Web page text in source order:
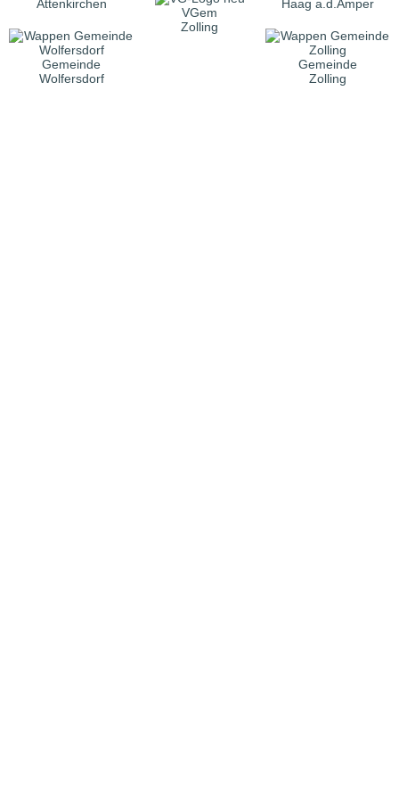
Attenkirchen
VGem
Zolling
Haag a.d.Amper
Gemeinde
Wolfersdorf
Gemeinde
Zolling